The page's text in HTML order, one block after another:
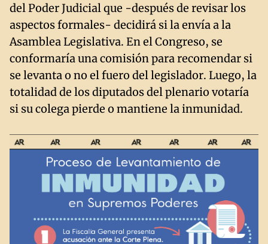
del Poder Judicial que -después de revisar los
aspectos formales- decidirá si la envía a la
Asamblea Legislativa. En el Congreso, se
conformaría una comisión para recomendar si
se levanta o no el fuero del legislador. Luego, la
totalidad de los diputados del plenario votaría
si su colega pierde o mantiene la inmunidad.